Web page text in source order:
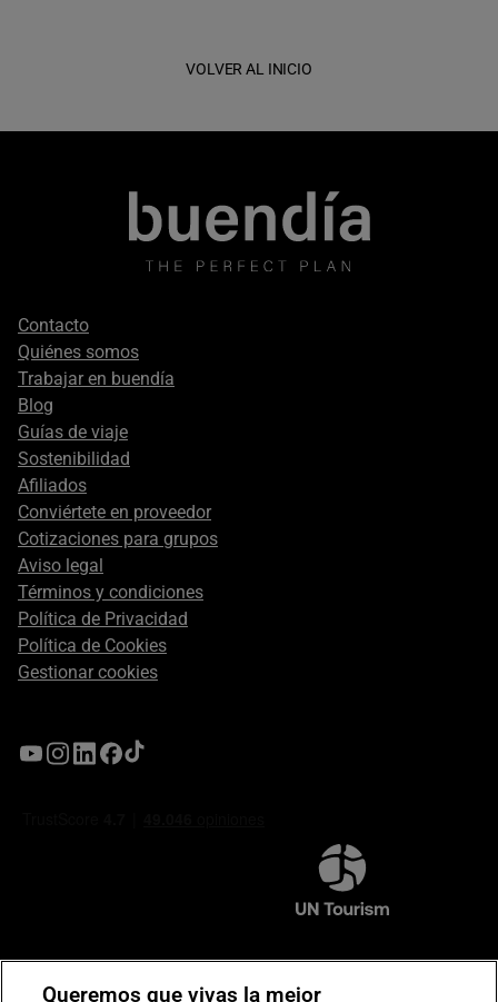
VOLVER AL INICIO
Footer
secondary
Contacto
Quiénes somos
Trabajar en buendía
Blog
Guías de viaje
Sostenibilidad
Afiliados
Conviértete en proveedor
Cotizaciones para grupos
Aviso legal
Términos y condiciones
Política de Privacidad
Política de Cookies
Gestionar cookies
Compromiso de seguridad en pagos electrónicos
Queremos que vivas la mejor